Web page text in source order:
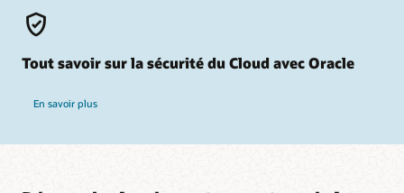
Tout savoir sur la sécurité du Cloud avec Oracle
En savoir plus